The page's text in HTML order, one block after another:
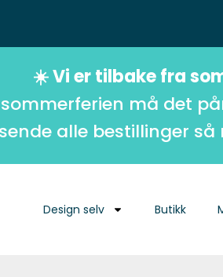
☀️ Vi er tilbake fra
må det
alle bestillinger
Design selv Butikk